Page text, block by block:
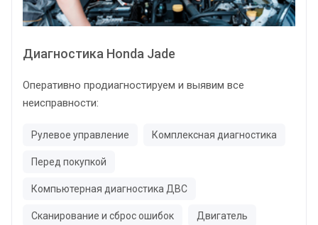
Диагностика Honda Jade
Оперативно продиагностируем и выявим все
неисправности:
Рулевое управление Комплексная диагностика
Перед покупкой
Компьютерная диагностика ДВС
Сканирование и сброс ошибок Двигатель